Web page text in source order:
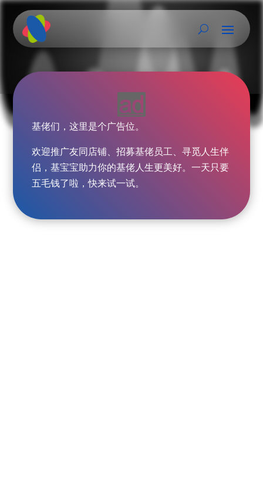

基佬们，这里是个广告位。
欢迎推广友同店铺、招募基佬员工、寻觅人生伴
侣，基宝宝助力你的基佬人生更美好。一天只要
五毛钱了啦，快来试一试。